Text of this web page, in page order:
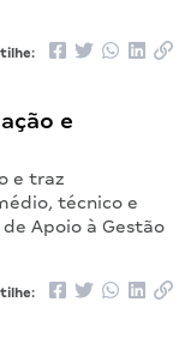
e
e traz
técnico e
Apoio à Gestão